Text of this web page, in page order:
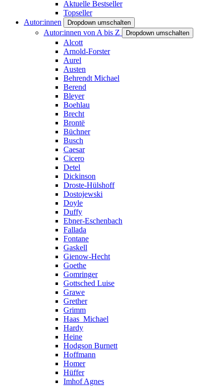
Aktuelle Bestseller
Topseller
Autor:innen
Dropdown umschalten
Autor:innen von A bis Z Dropdown umschalten
Alcott
Arnold-Forster
Aurel
Austen
Behrendt Michael
Berend
Bleyer
Boehlau
Brecht
Brontë
Büchner
Busch
Caesar
Cicero
Detel
Dickinson
Droste-Hülshoff
Dostojewski
Doyle
Duffy
Ebner-Eschenbach
Fallada
Fontane
Gaskell
Gienow-Hecht
Goethe
Gomringer
Gottsched Luise
Grawe
Grether
Grimm
Haas_Michael
Hardy
Heine
Hodgson Burnett
Hoffmann
Homer
Hüffer
Imhof Agnes